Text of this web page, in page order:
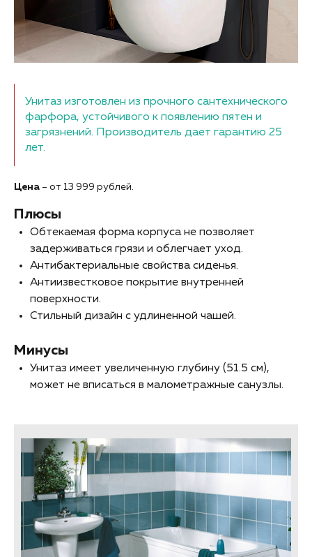
Унитаз изготовлен из прочного сантехнического
фарфора, устойчивого к появлению пятен и
загрязнений. Производитель дает гарантию 25
лет.
Цена – от 13 999 рублей.
Плюсы
Обтекаемая форма корпуса не позволяет
задерживаться грязи и облегчает уход.
Антибактериальные свойства сиденья.
Антиизвестковое покрытие внутренней
поверхности.
Стильный дизайн с удлиненной чашей.
Минусы
Унитаз имеет увеличенную глубину (51.5 см),
может не вписаться в малометражные санузлы.